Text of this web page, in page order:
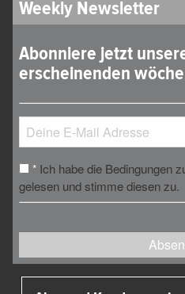
Weekly Newsletter
Abonniere jetzt
erscheinenden
* Ich habe die Bedingungen
gelesen und stimme diesen zu.